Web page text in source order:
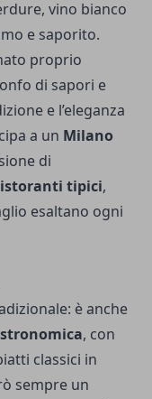
vino bianco
e saporito.
proprio
di sapori e
e l’eleganza
a un Milano
di
tipici,
esaltano ogni
è anche
, con
classici in
sempre un